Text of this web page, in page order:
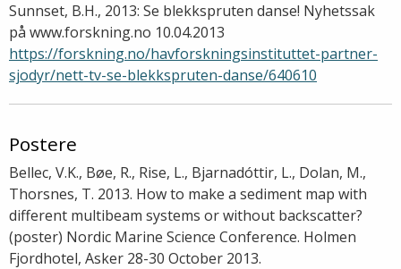
Sunnset, B.H., 2013: Se blekkspruten danse! Nyhetssak
på www.forskning.no 10.04.2013
https://forskning.no/havforskningsinstituttet-partner-
sjodyr/nett-tv-se-blekkspruten-danse/640610
Postere
Bellec, V.K., Bøe, R., Rise, L., Bjarnadóttir, L., Dolan, M.,
Thorsnes, T. 2013. How to make a sediment map with
different multibeam systems or without backscatter?
(poster) Nordic Marine Science Conference. Holmen
Fjordhotel, Asker 28-30 October 2013.